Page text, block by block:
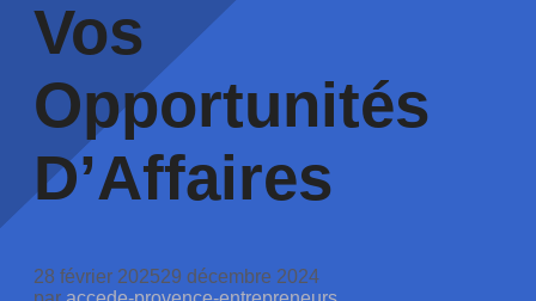
Vos
Opportunités
D’Affaires
28 février 202529 décembre 2024